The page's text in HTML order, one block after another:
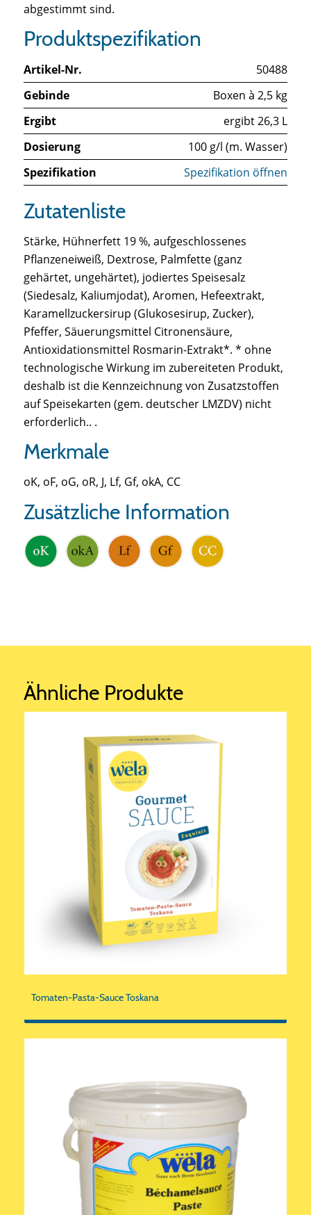
abgestimmt sind.
Produktspezifikation
Artikel-Nr.
50488
Gebinde
Boxen à 2,5 kg
Ergibt
ergibt 26,3 L
Dosierung
100 g/l (m. Wasser)
Spezifikation
Spezifikation öffnen
Zutatenliste
Stärke, Hühnerfett 19 %, aufgeschlossenes
Pflanzeneiweiß, Dextrose, Palmfette (ganz
gehärtet, ungehärtet), jodiertes Speisesalz
(Siedesalz, Kaliumjodat), Aromen, Hefeextrakt,
Karamellzuckersirup (Glukosesirup, Zucker),
Pfeffer, Säuerungsmittel Citronensäure,
Antioxidationsmittel Rosmarin-Extrakt*. * ohne
technologische Wirkung im zubereiteten Produkt,
deshalb ist die Kennzeichnung von Zusatzstoffen
auf Speisekarten (gem. deutscher LMZDV) nicht
erforderlich.. .
Merkmale
oK, oF, oG, oR, J, Lf, Gf, okA, CC
Zusätzliche Information
Ähnliche Produkte
Tomaten-Pasta-Sauce Toskana